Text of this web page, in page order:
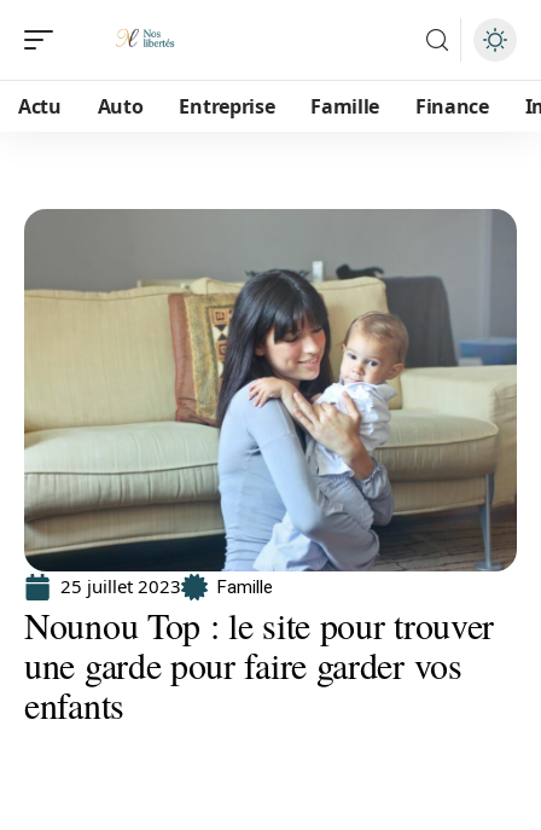
Actu Auto Entreprise Famille Finance
25 juillet 2023 Famille
Nounou Top : le site pour trouver
une garde pour faire garder vos
enfants